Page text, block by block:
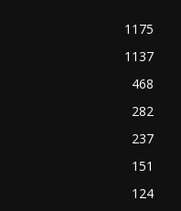
1175
1137
468
282
237
151
124